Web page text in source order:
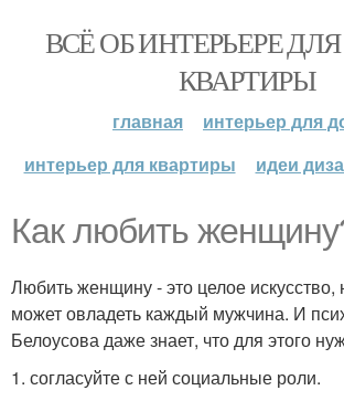
ВСЁ ОБ ИНТЕРЬЕРЕ
КВАРТИРЫ
главная
интерьер для
интерьер для квартиры
идеи
Как любить
Любить женщину - это целое
может овладеть каждый мужчина. И
Белоусова даже знает, что для этого
1. согласуйте с ней социальные роли.